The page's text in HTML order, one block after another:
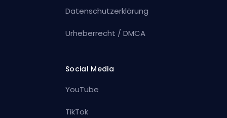
Datenschutzerklärung
Urheberrecht / DMCA
Social Media
YouTube
TikTok